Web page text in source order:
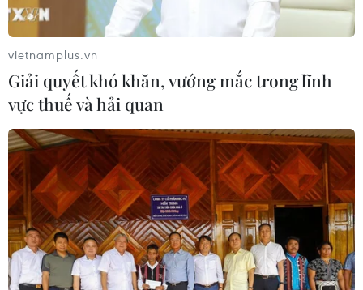
Xác định xong 36 đội bóng tham dự vòng
phân hạng Champions League 2025-26
28/08/2025 02:53
Qarabağ, Pafos, Bodø/Glimt, Kairat, Copenhagen,
Benfica và Club Brugge là những đội bóng đã vượt qua
vietnamplus.vn
Giải quyết khó khăn, vướng mắc trong lĩnh
vực thuế và hải quan